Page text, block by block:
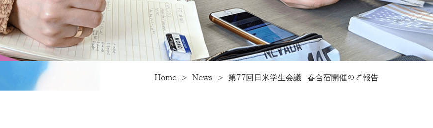
Home > News > 第77回日米学生会議 春合宿開催のご報告